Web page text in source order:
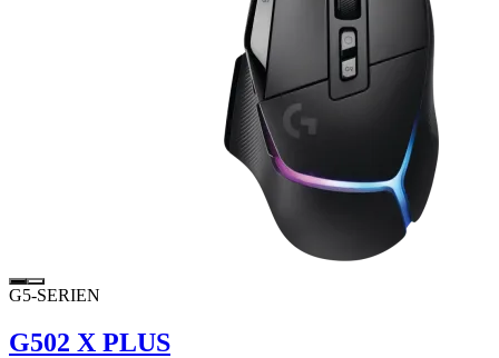
G5-SERIEN
G502 X PLUS